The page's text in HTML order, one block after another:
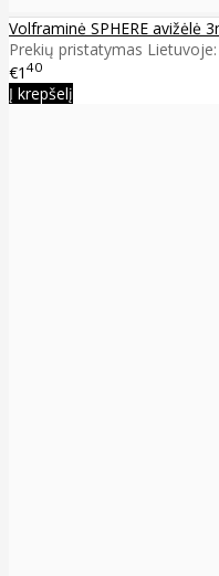
Volframinė SPHERE avižėlė
Prekių pristatymas
€1 40
Į krepšelį